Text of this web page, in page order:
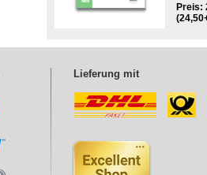
Preis:
Lieferung mit